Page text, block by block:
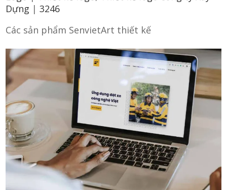
Dựng |3246
Các sản phẩm SenvietArt thiết kế